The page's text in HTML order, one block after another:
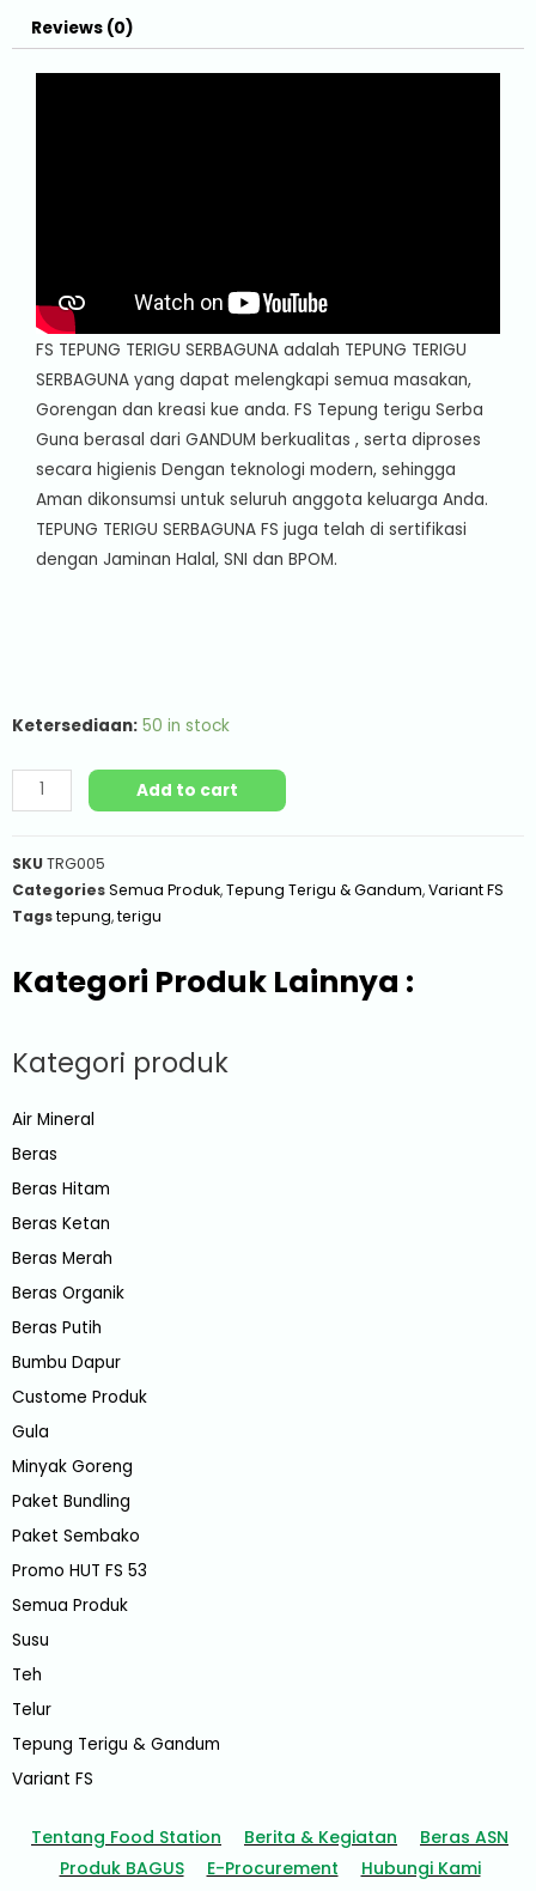
Reviews (0)
FS TEPUNG TERIGU SERBAGUNA adalah TEPUNG TERIGU
SERBAGUNA yang dapat melengkapi semua masakan,
Gorengan dan kreasi kue anda. FS Tepung terigu Serba
Guna berasal dari GANDUM berkualitas , serta diproses
secara higienis Dengan teknologi modern, sehingga
Aman dikonsumsi untuk seluruh anggota keluarga Anda.
TEPUNG TERIGU SERBAGUNA FS juga telah di sertifikasi
dengan Jaminan Halal, SNI dan BPOM.
Ketersediaan: 50 in stock
Add to cart
SKUTRG005
CategoriesSemua Produk,Tepung Terigu & Gandum,Variant FS
Tagstepung,terigu
Kategori Produk Lainnya :
Kategori produk
Air Mineral
Beras
Beras Hitam
Beras Ketan
Beras Merah
Beras Organik
Beras Putih
Bumbu Dapur
Custome Produk
Gula
Minyak Goreng
Paket Bundling
Paket Sembako
Promo HUT FS 53
Semua Produk
Susu
Teh
Telur
Tepung Terigu & Gandum
Variant FS
Tentang Food Station Berita & Kegiatan
Beras ASN
Produk BAGUS
E-Procurement Hubungi Kami